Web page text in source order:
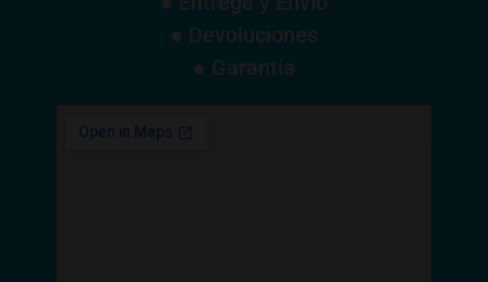
● Devoluciones
● Garantía